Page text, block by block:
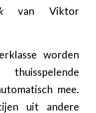
van Viktor
worden
mee.
uit andere